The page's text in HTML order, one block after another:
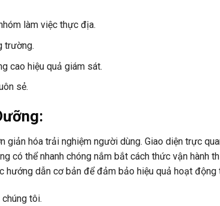
làm việc thực địa.
trường.
cao hiệu quả giám sát.
sẻ.
hóa trải nghiệm người dùng. Giao diện trực
có thể nhanh chóng nắm bắt cách thức vận hành
hướng dẫn cơ bản để đảm bảo hiệu quả hoạt động
chúng tôi.